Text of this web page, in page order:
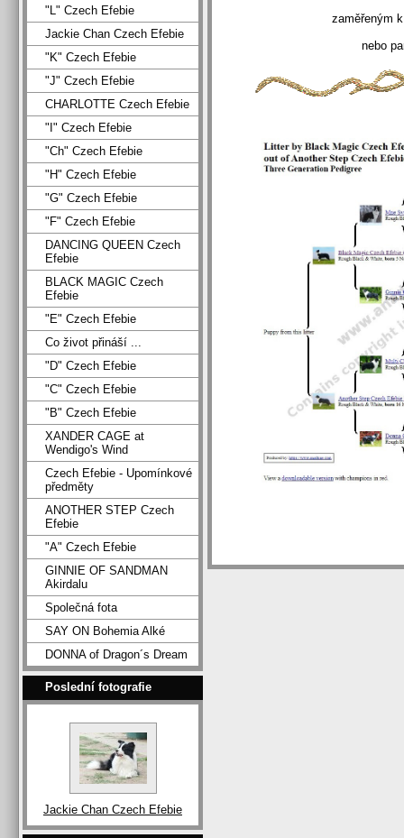
zaměřeným
nebo
"L" Czech Efebie
Jackie Chan Czech Efebie
"K" Czech Efebie
"J" Czech Efebie
CHARLOTTE Czech Efebie
"I" Czech Efebie
"Ch" Czech Efebie
"H" Czech Efebie
"G" Czech Efebie
"F" Czech Efebie
DANCING QUEEN Czech
Efebie
BLACK MAGIC Czech
Efebie
"E" Czech Efebie
Co život přináší ...
"D" Czech Efebie
"C" Czech Efebie
"B" Czech Efebie
XANDER CAGE at
Wendigo's Wind
Czech Efebie - Upomínkové
předměty
ANOTHER STEP Czech
Efebie
"A" Czech Efebie
GINNIE OF SANDMAN
Akirdalu
Společná fota
SAY ON Bohemia Alké
DONNA of Dragon´s Dream
Poslední fotografie
Jackie Chan Czech Efebie